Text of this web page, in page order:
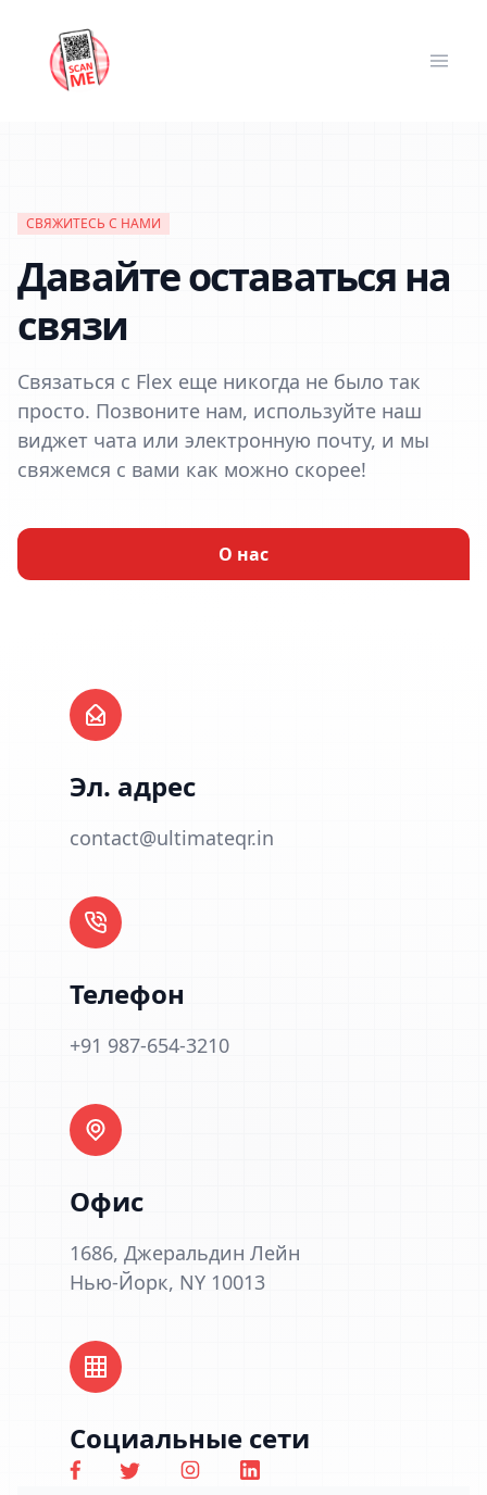
СВЯЖИТЕСЬ С НАМИ
Давайте оставаться на
связи
Связаться с Flex еще никогда не было так
просто. Позвоните нам, используйте наш
виджет чата или электронную почту, и мы
свяжемся с вами как можно скорее!
О нас
Эл. адрес
contact@ultimateqr.in
Телефон
+91 987-654-3210
Офис
1686, Джеральдин Лейн
Нью-Йорк, NY 10013
Социальные сети